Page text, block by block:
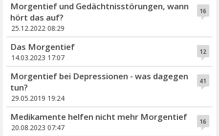
16
Morgentief und Gedächtnisstörungen, wann
hört das auf?
25.12.2022 08:29
12
Das Morgentief
14.03.2023 17:07
41
Morgentief bei Depressionen - was dagegen
tun?
29.05.2019 19:24
16
Medikamente helfen nicht mehr Morgentief
20.08.2023 07:47